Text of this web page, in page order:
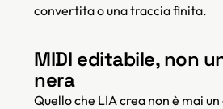
convertita o una traccia finita.
MIDI editabile, non
nera
Quello che LIA crea non è mai un